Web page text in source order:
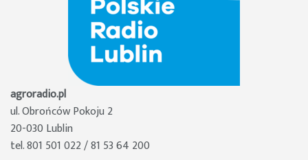
agroradio.pl
ul. Obrońców Pokoju 2
20-030 Lublin
tel. 801 501 022 / 81 53 64 200